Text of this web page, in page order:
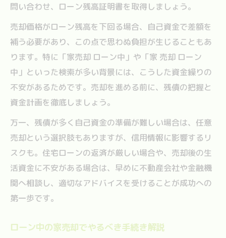
問い合わせ、ローン残高証明書を取得しましょう。
売却価格がローン残高を下回る場合、自己資金で差額を
補う必要があり、この点で思わぬ負担が生じることもあ
ります。特に「家売却 ローン中」や「家 売却 ローン
中」といった検索が多い背景には、こうした資金繰りの
不安があるためです。売却を進める前に、残債の把握と
資金計画を徹底しましょう。
万一、残債が多く自己資金の準備が難しい場合は、任意
売却という選択肢もありますが、信用情報に影響するリ
スクも。住宅ローンの返済が厳しい場合や、売却後の生
活資金に不安がある場合は、早めに不動産会社や金融機
関へ相談し、適切なアドバイスを受けることが成功への
第一歩です。
ローン中の家売却でやるべき手続き解説